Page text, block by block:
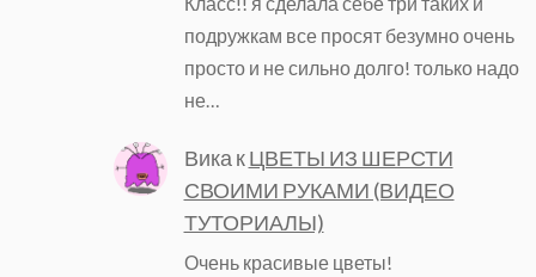
подружкам все просят безумно очень
просто и не сильно долго! только надо
не…
ВикакЦВЕТЫ ИЗ ШЕРСТИ
СВОИМИ РУКАМИ (ВИДЕО
ТУТОРИАЛЫ)
Очень красивые цветы!